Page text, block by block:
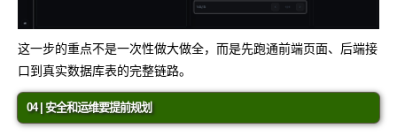
这一步的重点不是一次性做大做全，而是先跑通前端页面、后端接
口到真实数据库表的完整链路。
04 | 安全和运维要提前规划